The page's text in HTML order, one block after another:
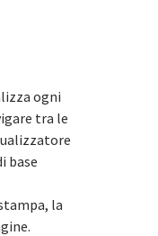
ogni
tra le
base
la